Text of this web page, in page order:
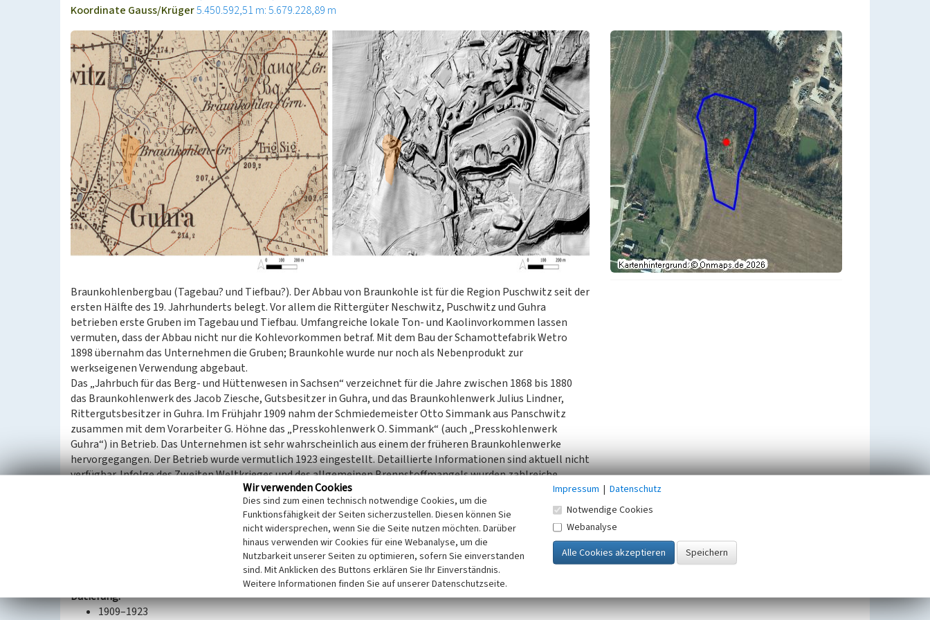
Koordinate Gauss/Krüger5.450.592,51 m: 5.679.228,89 m
Braunkohlenbergbau (Tagebau? und Tiefbau?). Der Abbau von Braunkohle ist für die Region Puschwitz seit der
ersten Hälfte des 19. Jahrhunderts belegt. Vor allem die Rittergüter Neschwitz, Puschwitz und Guhra
betrieben erste Gruben im Tagebau und Tiefbau. Umfangreiche lokale Ton- und Kaolinvorkommen lassen
vermuten, dass der Abbau nicht nur die Kohlevorkommen betraf. Mit dem Bau der Schamottefabrik Wetro
1898 übernahm das Unternehmen die Gruben; Braunkohle wurde nur noch als Nebenprodukt zur
werkseigenen Verwendung abgebaut.
Das „Jahrbuch für das Berg- und Hüttenwesen in Sachsen“ verzeichnet für die Jahre zwischen 1868 bis 1880
das Braunkohlenwerk des Jacob Ziesche, Gutsbesitzer in Guhra, und das Braunkohlenwerk Julius Lindner,
Rittergutsbesitzer in Guhra. Im Frühjahr 1909 nahm der Schmiedemeister Otto Simmank aus Panschwitz
zusammen mit dem Vorarbeiter G. Höhne das „Presskohlenwerk O. Simmank“ (auch „Presskohlenwerk
Guhra“) in Betrieb. Das Unternehmen ist sehr wahrscheinlich aus einem der früheren Braunkohlenwerke
hervorgegangen. Der Betrieb wurde vermutlich 1923 eingestellt. Detaillierte Informationen sind aktuell nicht
verfügbar. Infolge des Zweiten Weltkrieges und des allgemeinen Brennstoffmangels wurden zahlreiche
Kleinstvorkommen in Notkohlegruben erschlossen. Auch Flächen des ehemaligen „Braunkohlenwerkes Otto
Simmank“ wurden zwischen Juli 1947 und 1960 in den Neuaufschluss eines Tagebaus des „Braunkohlenwerkes
Das ehemalige Werksgelände ist heute bewaldet und wird zum Teil landwirtschaftlich genutzt.
(Anja Prust, Landesamt für Archäologie Sachsen, 2023)
Datierung:
1909–1923
Wir verwenden Cookies
Dies sind zum einen technisch notwendige Cookies, um die
Funktionsfähigkeit der Seiten sicherzustellen. Diesen können Sie
nicht widersprechen, wenn Sie die Seite nutzen möchten. Darüber
hinaus verwenden wir Cookies für eine Webanalyse, um die
Nutzbarkeit unserer Seiten zu optimieren, sofern Sie einverstanden
sind. Mit Anklicken des Buttons erklären Sie Ihr Einverständnis.
Weitere Informationen finden Sie auf unserer Datenschutzseite.
Impressum | Datenschutz
Notwendige Cookies
Webanalyse